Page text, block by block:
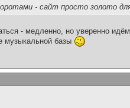
- сайт просто золото
- медленно, но уверенно
музыкальной базы